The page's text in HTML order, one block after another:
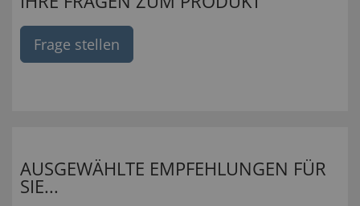
Frage stellen
AUSGEWÄHLTE EMPFEHLUNGEN FÜR
SIE...